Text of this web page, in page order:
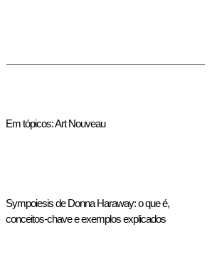
Em tópicos: Art Nouveau
Sympoiesis de Donna Haraway: o que é,
conceitos-chave e exemplos explicados